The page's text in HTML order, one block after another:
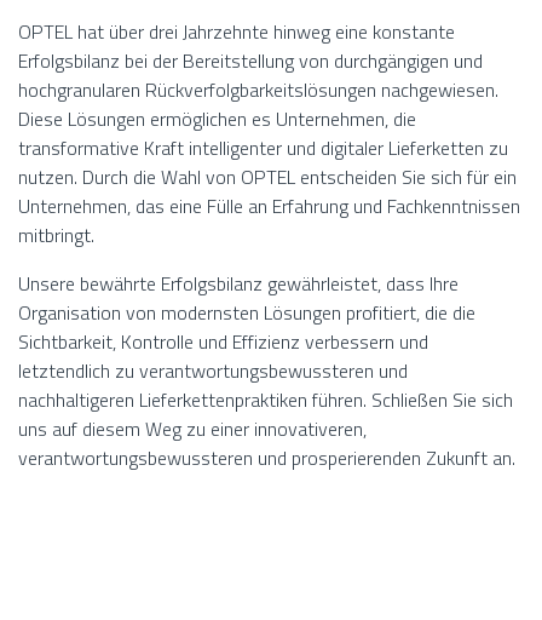
OPTEL hat über drei Jahrzehnte hinweg eine konstante
Erfolgsbilanz bei der Bereitstellung von durchgängigen und
hochgranularen Rückverfolgbarkeitslösungen nachgewiesen.
Diese Lösungen ermöglichen es Unternehmen, die
transformative Kraft intelligenter und digitaler Lieferketten zu
nutzen. Durch die Wahl von OPTEL entscheiden Sie sich für ein
Unternehmen, das eine Fülle an Erfahrung und Fachkenntnissen
mitbringt.
Unsere bewährte Erfolgsbilanz gewährleistet, dass Ihre
Organisation von modernsten Lösungen profitiert, die die
Sichtbarkeit, Kontrolle und Effizienz verbessern und
letztendlich zu verantwortungsbewussteren und
nachhaltigeren Lieferkettenpraktiken führen. Schließen Sie sich
uns auf diesem Weg zu einer innovativeren,
verantwortungsbewussteren und prosperierenden Zukunft an.